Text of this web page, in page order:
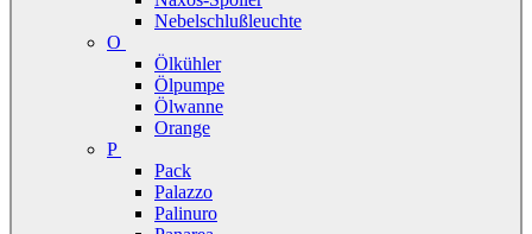
Nebelschlußleuchte
O
Ölkühler
Ölpumpe
Ölwanne
Orange
P
Pack
Palazzo
Palinuro